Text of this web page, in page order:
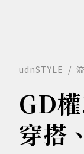
udnSTYLE
GD
穿搭